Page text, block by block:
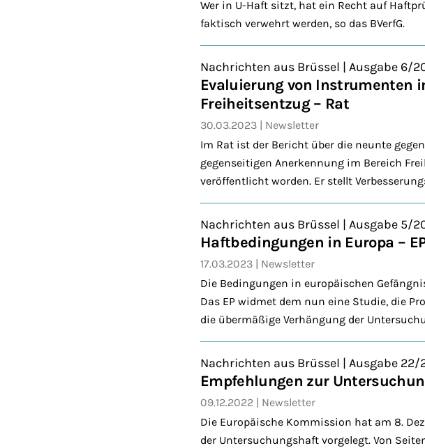
Wer in U-Haft sitzt, hat ein Recht auf
faktisch verwehrt werden, so das BVerfG.
Nachrichten aus Brüssel | Ausgabe 6/
Evaluierung von Instrumenten
Freiheitsentzug – Rat
30.03.2023
Newsletter
Im Rat ist der Bericht über die neunte
gegenseitigen Anerkennung im Bereich
veröffentlicht worden. Er stellt
Nachrichten aus Brüssel | Ausgabe 5/
Haftbedingungen in Europa –
17.03.2023
Newsletter
Die Bedingungen in europäischen
Das EP widmet dem nun eine Studie, die
die übermäßige Verhängung der
Nachrichten aus Brüssel | Ausgabe 22/
Empfehlungen zur
09.12.2022
Newsletter
Die Europäische Kommission hat am 8.
der Untersuchungshaft vorgelegt. Von